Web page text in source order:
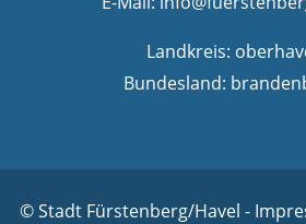
Landkreis:
Bundesland:
© Stadt Fürstenberg/Havel -